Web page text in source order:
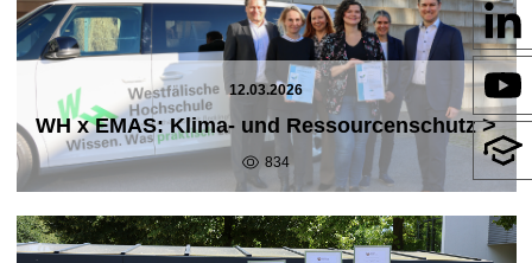
12.03.2026
WH x EMAS: Klima- und Ressourcenschutz>
834